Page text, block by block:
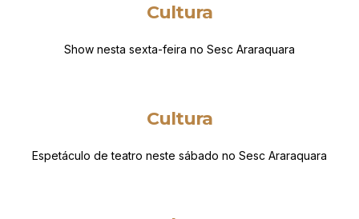
Cultura
Show nesta sexta-feira no Sesc Araraquara
Cultura
Espetáculo de teatro neste sábado no Sesc Araraquara